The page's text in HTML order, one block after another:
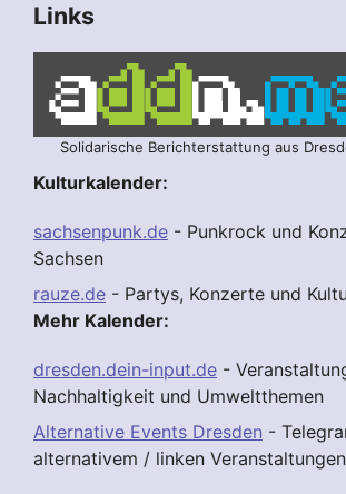
Links
Solidarische Berichterstattung aus
Kulturkalender:
sachsenpunk.de - Punkrock und
Sachsen
rauze.de - Partys, Konzerte und
Mehr Kalender:
dresden.dein-input.de -
Nachhaltigkeit und Umweltthemen
Alternative Events Dresden -
alternativem / linken